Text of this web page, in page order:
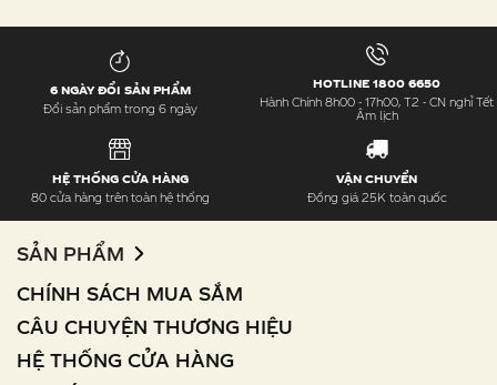
6 NGÀY ĐỔI SẢN PHẨM
Đổi sản phẩm trong 6 ngày
HOTLINE 1800 6650
Hành Chính 8h00 - 17h00, T2 - CN nghỉ Tết
Âm lịch
HỆ THỐNG CỬA HÀNG
80 cửa hàng trên toàn hệ thống
VẬN CHUYỂN
Đồng giá 25K toàn quốc
SẢN PHẨM
CHÍNH SÁCH MUA SẮM
CÂU CHUYỆN THƯƠNG HIỆU
HỆ THỐNG CỬA HÀNG